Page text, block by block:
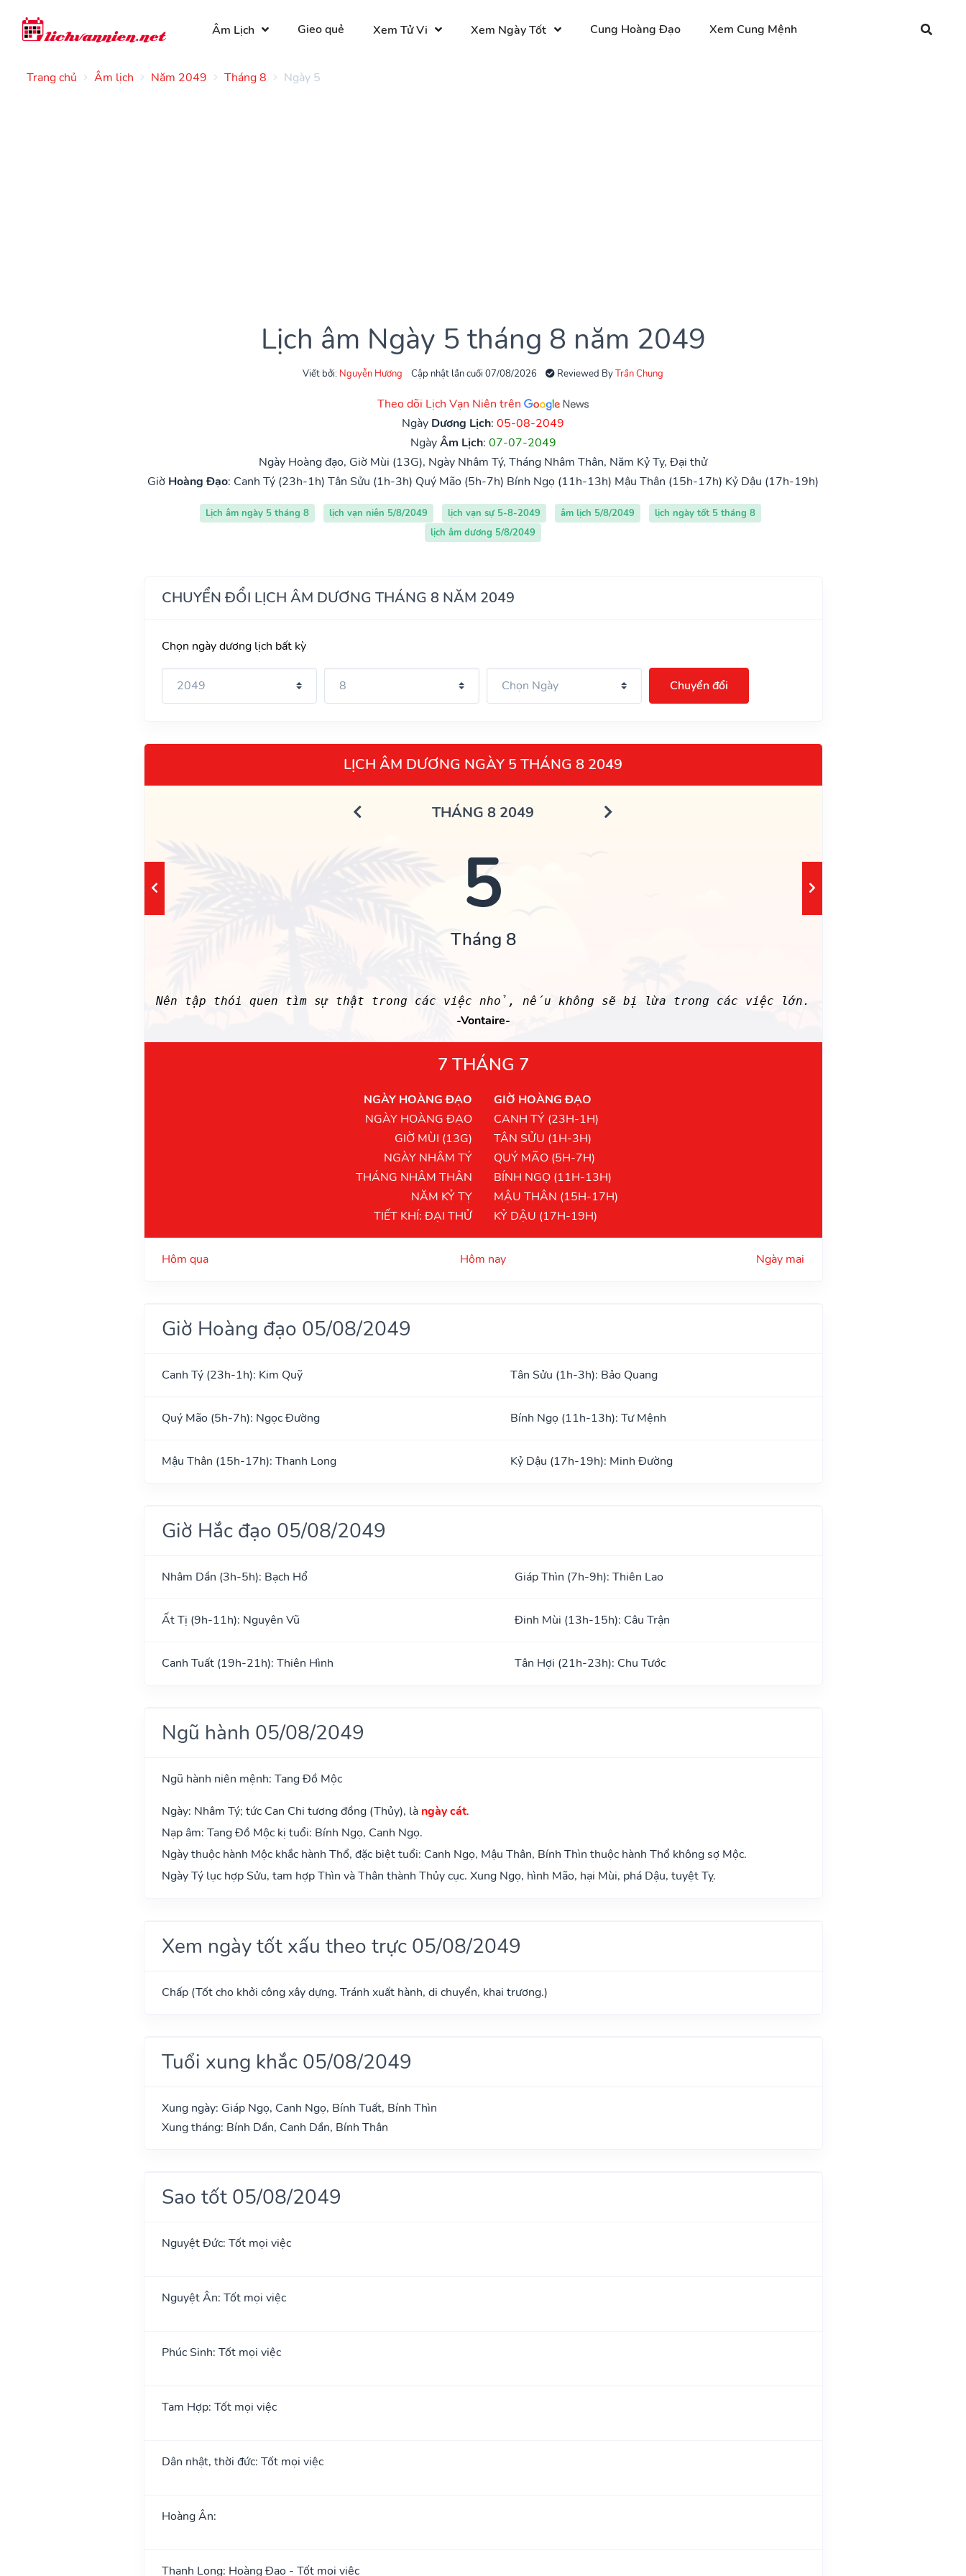
Âm Lịch Gieo quẻ Xem Tử Vi Xem Ngày Tốt Cung Hoàng Đạo Xem Cung Mệnh
Trang chủ Âm lịch Năm 2049 Tháng 8 Ngày 5
Lịch âm Ngày 5 tháng 8 năm 2049
Viết bởi: Nguyễn Hương Cập nhật lần cuối 07/08/2026 Reviewed ByTrần Chung
Theo dõi Lịch Vạn Niên trên
Ngày Dương Lịch: 05-08-2049
NgàyÂm Lịch: 07-07-2049
Ngày Hoàng đạo, Giờ Mùi (13G), Ngày Nhâm Tý, Tháng Nhâm Thân, Năm Kỷ Tỵ, Đại thử
Giờ Hoàng Đạo: Canh Tý (23h-1h) Tân Sửu (1h-3h) Quý Mão (5h-7h) Bính Ngọ (11h-13h) Mậu Thân (15h-17h) Kỷ Dậu (17h-19h)
Lịch âm ngày 5 tháng 8 lịch vạn niên 5/8/2049 lịch vạn sự 5-8-2049 âm lịch 5/8/2049
lịch ngày tốt 5 tháng 8
lịch âm dương 5/8/2049
CHUYỂN ĐỔI LỊCH ÂM DƯƠNG THÁNG 8 NĂM 2049
Chọn ngày dương lịch bất kỳ
Chuyển đổi
LỊCH ÂM DƯƠNG NGÀY 5 THÁNG 8 2049
THÁNG 8 2049
5
Tháng 8
Nên tập thói quen tìm sự thật trong các việc nhỏ, nếu không sẽ bị lừa trong các việc lớn.
-Vontaire-
7 THÁNG 7
NGÀY HOÀNG ĐẠO
NGÀY HOÀNG ĐẠO
GIỜ MÙI (13G)
NGÀY NHÂM TÝ
THÁNG NHÂM THÂN
NĂM KỶ TỴ
TIẾT KHÍ: ĐẠI THỬ
GIỜ HOÀNG ĐẠO
CANH TÝ (23H-1H)
TÂN SỬU (1H-3H)
QUÝ MÃO (5H-7H)
BÍNH NGỌ (11H-13H)
MẬU THÂN (15H-17H)
KỶ DẬU (17H-19H)
Hôm qua Hôm nay Ngày mai
Giờ Hoàng đạo 05/08/2049
Canh Tý (23h-1h): Kim Quỹ Tân Sửu (1h-3h): Bảo Quang
Quý Mão (5h-7h): Ngọc Đường Bính Ngọ (11h-13h): Tư Mệnh
Mậu Thân (15h-17h): Thanh Long Kỷ Dậu (17h-19h): Minh Đường
Giờ Hắc đạo 05/08/2049
Nhâm Dần (3h-5h): Bạch Hổ Giáp Thìn (7h-9h): Thiên Lao
Ất Tị (9h-11h): Nguyên Vũ Đinh Mùi (13h-15h): Câu Trận
Canh Tuất (19h-21h): Thiên Hình Tân Hợi (21h-23h): Chu Tước
Ngũ hành 05/08/2049
Ngũ hành niên mệnh: Tang Đồ Mộc
Ngày: Nhâm Tý; tức Can Chi tương đồng (Thủy), là ngày cát.
Nạp âm: Tang Đồ Mộc kị tuổi: Bính Ngọ, Canh Ngọ.
Ngày thuộc hành Mộc khắc hành Thổ, đặc biệt tuổi: Canh Ngọ, Mậu Thân, Bính Thìn thuộc hành Thổ không sợ Mộc.
Ngày Tý lục hợp Sửu, tam hợp Thìn và Thân thành Thủy cục. Xung Ngọ, hình Mão, hại Mùi, phá Dậu, tuyệt Tỵ.
Xem ngày tốt xấu theo trực 05/08/2049
Chấp (Tốt cho khởi công xây dựng. Tránh xuất hành, di chuyển, khai trương.)
Tuổi xung khắc 05/08/2049
Xung ngày: Giáp Ngọ, Canh Ngọ, Bính Tuất, Bính Thìn
Xung tháng: Bính Dần, Canh Dần, Bính Thân
Sao tốt 05/08/2049
Nguyệt Đức: Tốt mọi việc
Nguyệt Ân: Tốt mọi việc
Phúc Sinh: Tốt mọi việc
Tam Hợp: Tốt mọi việc
Dân nhật, thời đức: Tốt mọi việc
Hoàng Ân:
Thanh Long: Hoàng Đạo - Tốt mọi việc